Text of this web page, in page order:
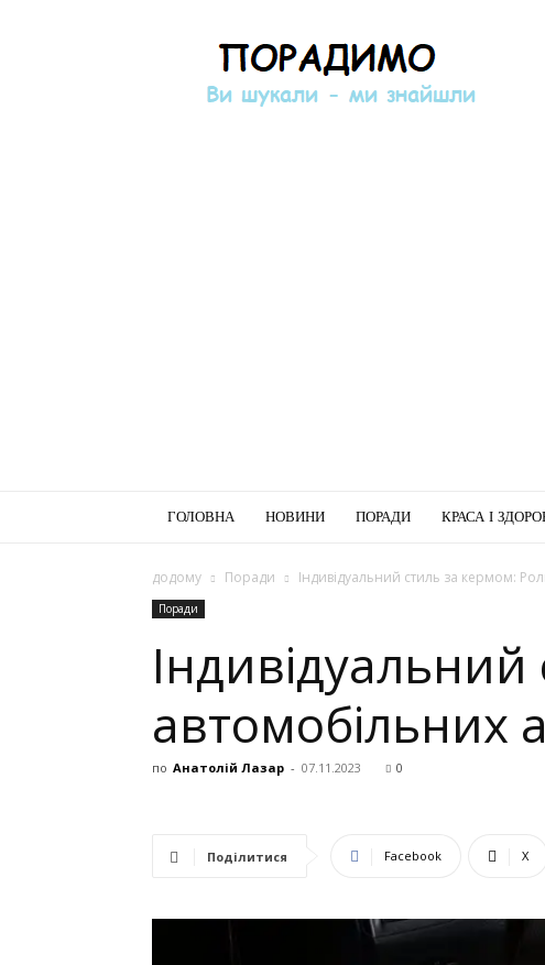
Порадимо
ГОЛОВНА НОВИНИ ПОРАДИ КРАСА І
додому Поради Індивідуальний стиль за кермом:
Поради
автомобільних
по Анатолій Лазар - 07.11.2023 0
Поділитися Facebook X